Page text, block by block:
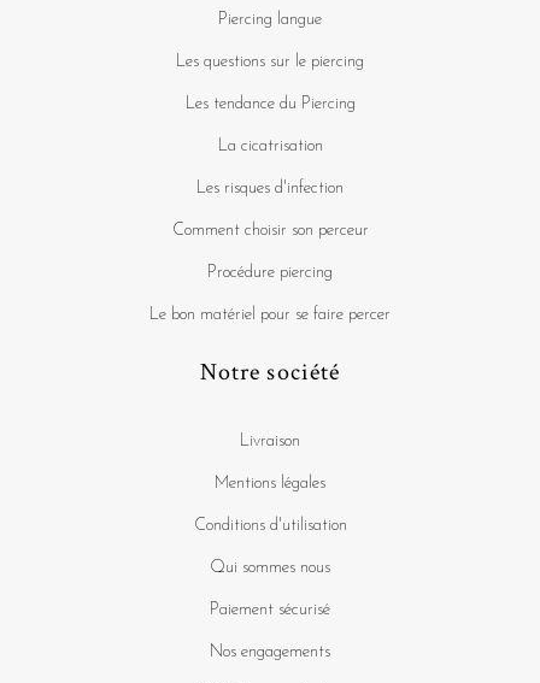
Piercing langue
Les questions sur le piercing
Les tendance du Piercing
La cicatrisation
Les risques d'infection
Comment choisir son perceur
Procédure piercing
Le bon matériel pour se faire percer
Notre société
Livraison
Mentions légales
Conditions d'utilisation
Qui sommes nous
Paiement sécurisé
Nos engagements